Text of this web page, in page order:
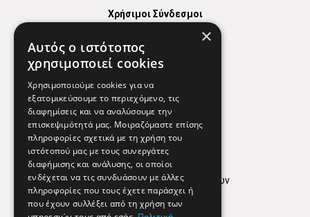
Χρήσιμοι Σύνδεσμοι
Χρήσιμα Τηλέφωνα
Εφημερεύοντα Φαρμακεία
Απόρρητο
Όροι Χρήσης
Πολιτική προστασίας δεδομένων
Findhere
×
Αυτός ο ιστότοπος
χρησιμοποιεί cookies
Χρησιμοποιούμε cookies για να
εξατομικεύσουμε το περιεχόμενο, τις
διαφημίσεις και να αναλύσουμε την
επισκεψιμότητά μας. Μοιραζόμαστε επίσης
πληροφορίες σχετικά με τη χρήση του
ιστότοπού μας με τους συνεργάτες
διαφήμισης και ανάλυσης, οι οποίοι
ενδέχεται να τις συνδυάσουν με άλλες
πληροφορίες που τους έχετε παράσχει ή
που έχουν συλλέξει από τη χρήση των